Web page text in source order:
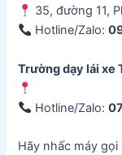
35, đường 11,
Hotline/Zalo:
Trường dạy lái xe
Hotline/Zalo:
Hãy nhấc máy